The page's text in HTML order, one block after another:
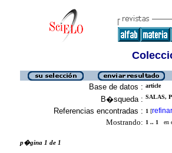
Base de datos : article
B�squeda : SALAS,
Referencias encontradas : 1 [refinar
Mostrando: 1 .. 1 en
p�gina 1 de 1